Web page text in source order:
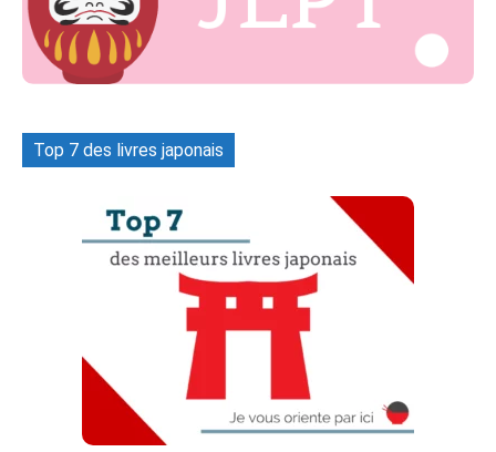
Top 7 des livres japonais